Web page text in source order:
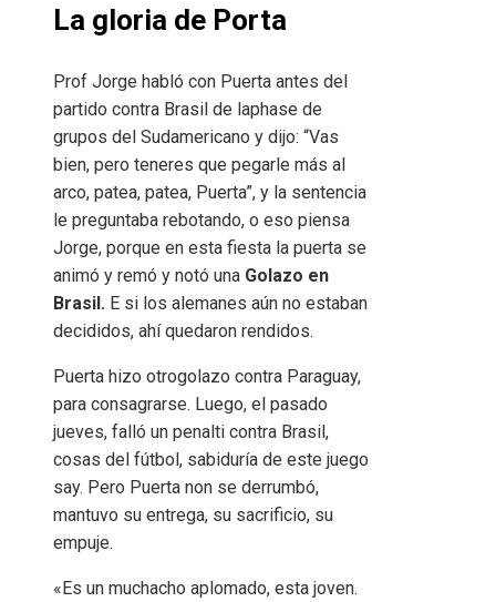
La gloria de Porta
Prof Jorge habló con Puerta antes del
partido contra Brasil de laphase de
grupos del Sudamericano y dijo: “Vas
bien, pero teneres que pegarle más al
arco, patea, patea, Puerta”, y la sentencia
le preguntaba rebotando, o eso piensa
Jorge, porque en esta fiesta la puerta se
animó y remó y notó una Golazo en
Brasil. E si los alemanes aún no estaban
decididos, ahí quedaron rendidos.
Puerta hizo otrogolazo contra Paraguay,
para consagrarse. Luego, el pasado
jueves, falló un penalti contra Brasil,
cosas del fútbol, ​​​​sabiduría de este juego
say. Pero Puerta non se derrumbó,
mantuvo su entrega, su sacrificio, su
empuje.
«Es un muchacho aplomado, esta joven.